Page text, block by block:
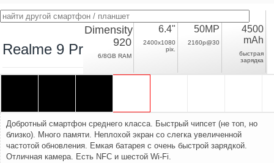
Realme 9 Pro Plus
Dimensity
920
6/8GB RAM
6.4"
2400x1080
pix.
50MP
2160p@30
4500
mAh
быстрая
зарядка
Добротный смартфон среднего класса. Быстрый чипсет (не топ, но
близко). Много памяти. Неплохой экран со слегка увеличенной
частотой обновления. Емкая батарея с очень быстрой зарядкой.
Отличная камера. Есть NFC и шестой Wi-Fi.